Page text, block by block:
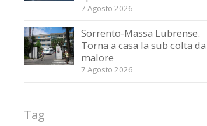
7 Agosto 2026
Sorrento-Massa Lubrense.
Torna a casa la sub colta da
malore
7 Agosto 2026
Tag